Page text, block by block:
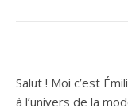
Salut ! Moi c’est
à l’univers de la